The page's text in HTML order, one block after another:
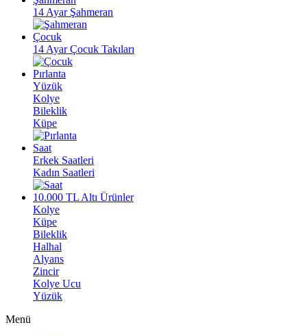
14 Ayar Şahmeran
Çocuk
14 Ayar Çocuk Takıları
Pırlanta
Yüzük
Kolye
Bileklik
Küpe
Saat
Erkek Saatleri
Kadın Saatleri
10.000 TL Altı Ürünler
Kolye
Küpe
Bileklik
Halhal
Alyans
Zincir
Kolye Ucu
Yüzük
Menü